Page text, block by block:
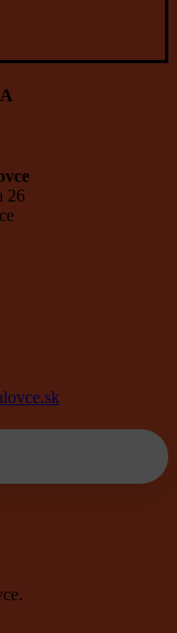
26